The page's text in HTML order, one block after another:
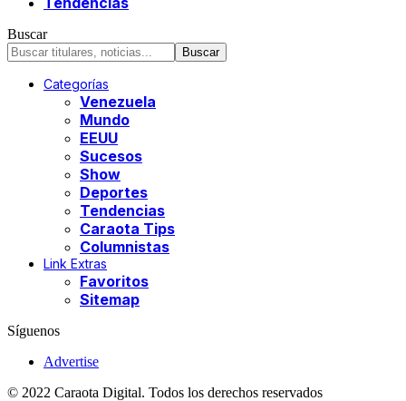
Buscar
Categorías
Venezuela
Mundo
EEUU
Sucesos
Show
Deportes
Tendencias
Caraota Tips
Columnistas
Link Extras
Favoritos
Sitemap
Síguenos
Advertise
© 2022 Caraota Digital. Todos los derechos reservados